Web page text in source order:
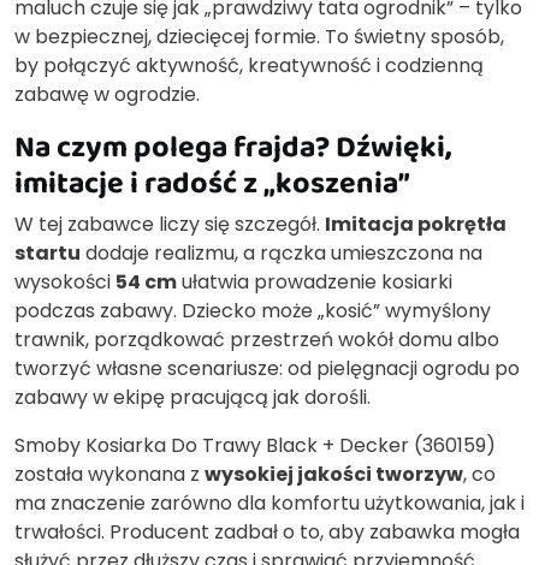
maluch czuje się jak „prawdziwy tata ogrodnik” – tylko
w bezpiecznej, dziecięcej formie. To świetny sposób,
by połączyć aktywność, kreatywność i codzienną
zabawę w ogrodzie.
Na czym polega frajda? Dźwięki,
imitacje i radość z „koszenia”
W tej zabawce liczy się szczegół. Imitacja pokrętła
startu dodaje realizmu, a rączka umieszczona na
wysokości 54 cmułatwia prowadzenie kosiarki
podczas zabawy. Dziecko może „kosić” wymyślony
trawnik, porządkować przestrzeń wokół domu albo
tworzyć własne scenariusze: od pielęgnacji ogrodu po
zabawy w ekipę pracującą jak dorośli.
Smoby Kosiarka Do Trawy Black + Decker (360159)
została wykonana z wysokiej jakości tworzyw, co
ma znaczenie zarówno dla komfortu użytkowania, jak i
trwałości. Producent zadbał o to, aby zabawka mogła